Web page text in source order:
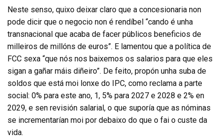
Neste senso, quixo deixar claro que a concesionaria non
pode dicir que o negocio non é rendíbel “cando é unha
transnacional que acaba de facer públicos beneficios de
milleiros de millóns de euros”. E lamentou que a política de
FCC sexa “que nós nos baixemos os salarios para que eles
sigan a gañar máis diñeiro”. De feito, propón unha suba de
soldos que está moi lonxe do IPC, como reclama a parte
social: 0% para este ano, 1, 5% para 2027 e 2028 e 2% en
2029, e sen revisión salarial, o que suporía que as nóminas
se incrementarían moi por debaixo do que o fai o custe da
vida.